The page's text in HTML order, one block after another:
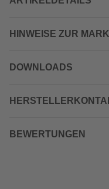
HINWEISE ZUR
DOWNLOADS
BEWERTUNGEN